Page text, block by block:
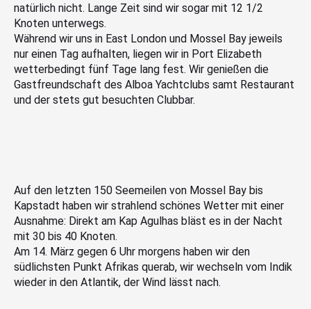
natürlich nicht. Lange Zeit sind wir sogar mit 12 1/2
Knoten unterwegs.
Während wir uns in East London und Mossel Bay jeweils
nur einen Tag aufhalten, liegen wir in Port Elizabeth
wetterbedingt fünf Tage lang fest. Wir genießen die
Gastfreundschaft des Alboa Yachtclubs samt Restaurant
und der stets gut besuchten Clubbar.
Auf den letzten 150 Seemeilen von Mossel Bay bis
Kapstadt haben wir strahlend schönes Wetter mit einer
Ausnahme: Direkt am Kap Agulhas bläst es in der Nacht
mit 30 bis 40 Knoten.
Am 14. März gegen 6 Uhr morgens haben wir den
südlichsten Punkt Afrikas querab, wir wechseln vom Indik
wieder in den Atlantik, der Wind lässt nach.